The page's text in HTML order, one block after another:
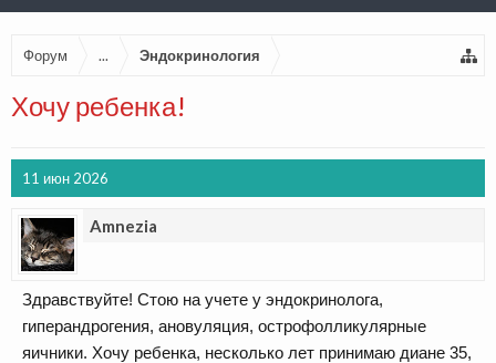
Форум ... Эндокринология
Хочу ребенка!
11 июн 2026
Amnezia
Здравствуйте! Стою на учете у эндокринолога,
гиперандрогения, ановуляция, острофолликулярные
яичники. Хочу ребенка, несколько лет принимаю диане 35,